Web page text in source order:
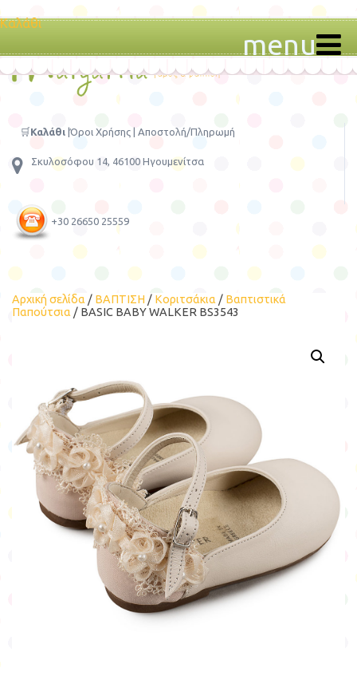
🛒Καλάθι |Όροι Χρήσης Αποστολή/Πληρωμή
Σκυλοσόφου 14, 46100 Ηγουμενίτσα
+30 26650 25559
Καλάθι
menu
Αρχική σελίδα / ΒΑΠΤΙΣΗ / Κοριτσάκια / Βαπτιστικά
Παπούτσια / BASIC BABY WALKER BS3543